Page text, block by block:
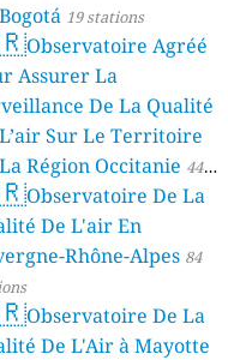
19 stations
Observatoire Agréé
Assurer La
De La Qualité
Sur Le Territoire
Région Occitanie 44
Observatoire De La
De L'air En
Rhône-Alpes 84
Observatoire De La
De L'Air à Mayotte